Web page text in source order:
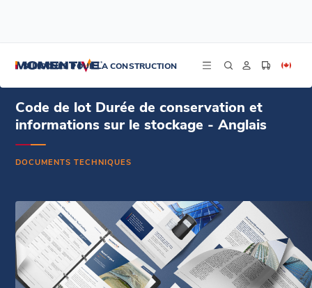
SILICONES POUR LA CONSTRUCTION
Code de lot Durée de conservation et informations sur le stockage - Anglais
Code de lot Durée de conservation et
informations sur le stockage - Anglais
DOCUMENTS TECHNIQUES